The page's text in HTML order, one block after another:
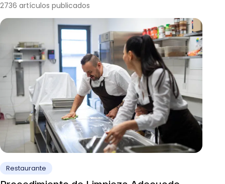
2736 artículos publicados
Restaurante